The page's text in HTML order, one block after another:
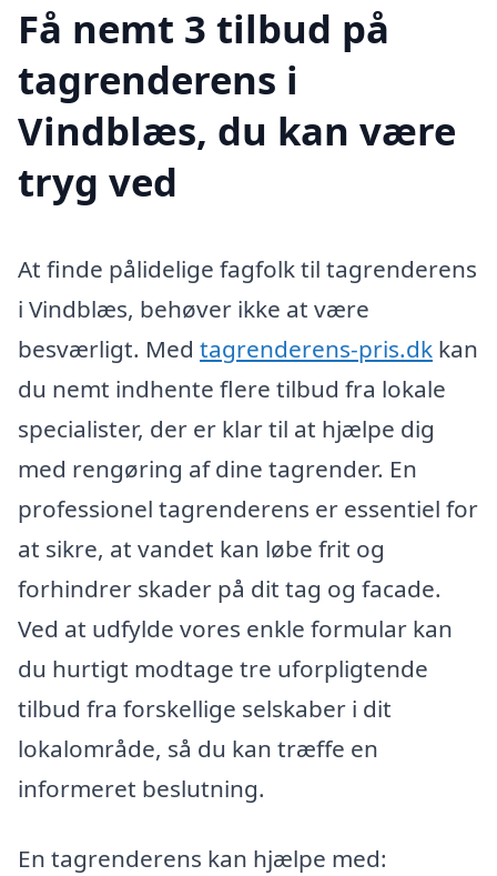
Få nemt 3 tilbud på
tagrenderens i
Vindblæs, du kan være
tryg ved
At finde pålidelige fagfolk til tagrenderens
i Vindblæs, behøver ikke at være
besværligt. Med tagrenderens-pris.dk kan
du nemt indhente flere tilbud fra lokale
specialister, der er klar til at hjælpe dig
med rengøring af dine tagrender. En
professionel tagrenderens er essentiel for
at sikre, at vandet kan løbe frit og
forhindrer skader på dit tag og facade.
Ved at udfylde vores enkle formular kan
du hurtigt modtage tre uforpligtende
tilbud fra forskellige selskaber i dit
lokalområde, så du kan træffe en
informeret beslutning.
En tagrenderens kan hjælpe med: